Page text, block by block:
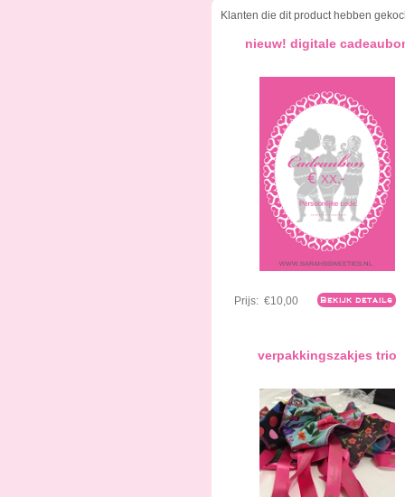
Klanten die dit product hebben
nieuw! digitale
Prijs: €10,00 Bekijk details
verpakkingszakjes trio